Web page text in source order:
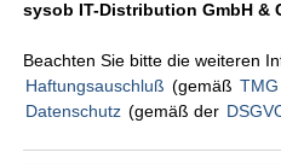
sysob IT-Distribution GmbH &
Beachten Sie bitte die weiteren
Haftungsauschluß (gemäß
Datenschutz (gemäß der